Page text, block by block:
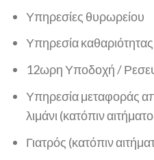
Υπηρεσίες θυρωρείου
Υπηρεσία
12ωρη Υποδοχή /
Υπηρεσία μεταφοράς
λιμάνι (κατόπιν
Γιατρός (κατόπιν